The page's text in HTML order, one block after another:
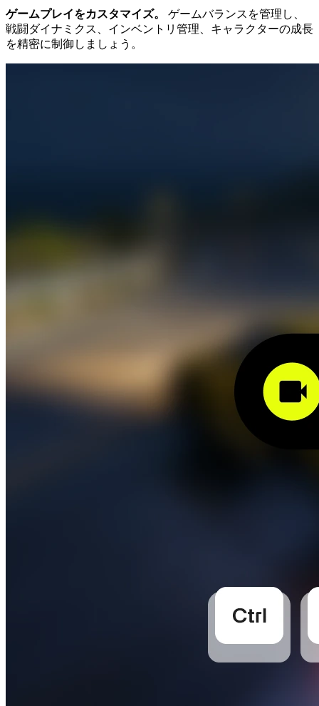
ゲームプレイをカスタマイズ。
ゲームバランスを管理し、
戦闘ダイナミクス、インベントリ管理、キャラクターの成長
を精密に制御しましょう。